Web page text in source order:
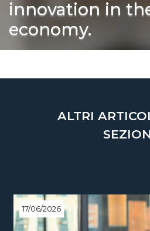
innovation in
economy.
ALTRI
17/06/2026